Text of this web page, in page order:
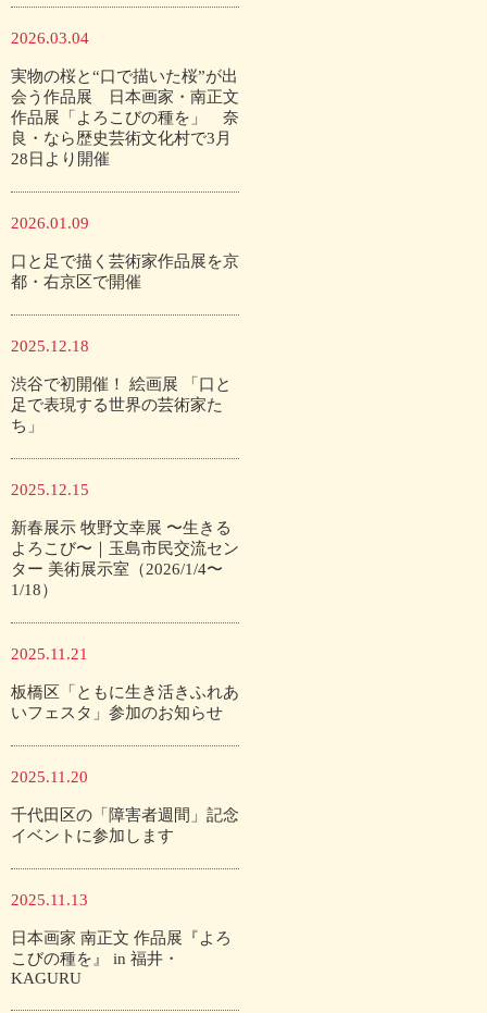
2026.03.04
実物の桜と“口で描いた桜”が出
会う作品展 日本画家・南正文
作品展「よろこびの種を」 奈
良・なら歴史芸術文化村で3月
28日より開催
2026.01.09
口と足で描く芸術家作品展を京
都・右京区で開催
2025.12.18
渋谷で初開催！ 絵画展 「口と
足で表現する世界の芸術家た
ち」
2025.12.15
新春展示 牧野文幸展 〜生きる
よろこび〜｜玉島市民交流セン
ター 美術展示室（2026/1/4〜
1/18）
2025.11.21
板橋区「ともに生き活きふれあ
いフェスタ」参加のお知らせ
2025.11.20
千代田区の「障害者週間」記念
イベントに参加します
2025.11.13
日本画家 南正文 作品展『よろ
こびの種を』 in 福井・
KAGURU